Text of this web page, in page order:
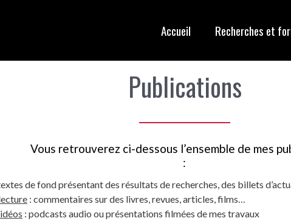
Accueil Recherches et
Publications
Vous retrouverez ci-dessous l’ensemble de mes
:
de fond présentant des résultats de recherches, des billets
: commentaires sur des livres, revues, articles, films…
: podcasts audio ou présentations filmées de mes travaux